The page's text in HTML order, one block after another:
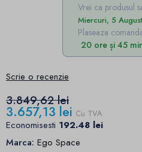
Vrei ca produsul
Miercuri, 5 August
Plaseaza
20 ore și 45
Scrie o recenzie
3.849,62 lei
3.657,13 lei Cu TVA
Economisesti 192.48 lei
Marca: Ego Space